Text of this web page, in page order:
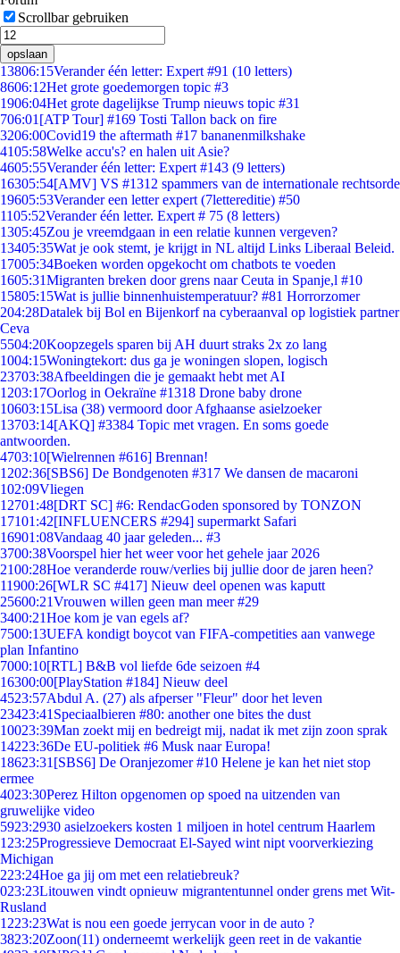
Scrollbar gebruiken
opslaan
13806:15Verander één letter: Expert #91 (10 letters)
8606:12Het grote goedemorgen topic #3
1906:04Het grote dagelijkse Trump nieuws topic #31
706:01 [ATP Tour] #169 Tosti Tallon back on fire
3206:00Covid19 the aftermath #17 bananenmilkshake
4105:58Welke accu's? en halen uit Asie?
4605:55Verander één letter: Expert #143 (9 letters)
16305:54[AMV] VS #1312 spammers van de internationale rechtsorde
19605:53Verander een letter expert (7lettereditie) #50
1105:52Verander één letter. Expert # 75 (8 letters)
1305:45Zou je vreemdgaan in een relatie kunnen vergeven?
13405:35Wat je ook stemt, je krijgt in NL altijd Links Liberaal Beleid.
17005:34Boeken worden opgekocht om chatbots te voeden
1605:31Migranten breken door grens naar Ceuta in Spanje,l #10
15805:15Wat is jullie binnenhuistemperatuur? #81 Horrorzomer
204:28Datalek bij Bol en Bijenkorf na cyberaanval op logistiek partner
Ceva
5504:20Koopzegels sparen bij AH duurt straks 2x zo lang
1004:15Woningtekort: dus ga je woningen slopen, logisch
23703:38Afbeeldingen die je gemaakt hebt met AI
1203:17Oorlog in Oekraïne #1318 Drone baby drone
10603:15Lisa (38) vermoord door Afghaanse asielzoeker
13703:14[AKQ] #3384 Topic met vragen. En soms goede
antwoorden.
4703:10[Wielrennen #616] Brennan!
1202:36[SBS6] De Bondgenoten #317 We dansen de macaroni
102:09Vliegen
12701:48[DRT SC] #6: RendacGoden sponsored by TONZON
17101:42[INFLUENCERS #294] supermarkt Safari
16901:08Vandaag 40 jaar geleden... #3
3700:38Voorspel hier het weer voor het gehele jaar 2026
2100:28Hoe veranderde rouw/verlies bij jullie door de jaren heen?
11900:26[WLR SC #417] Nieuw deel openen was kaputt
25600:21Vrouwen willen geen man meer #29
3400:21Hoe kom je van egels af?
7500:13UEFA kondigt boycot van FIFA-competities aan vanwege
plan Infantino
7000:10[RTL] B&B vol liefde 6de seizoen #4
16300:00[PlayStation #184] Nieuw deel
4523:57Abdul A. (27) als afperser "Fleur" door het leven
23423:41 Speciaalbieren #80: another one bites the dust
10023:39Man zoekt mij en bedreigt mij, nadat ik met zijn zoon sprak
14223:36De EU-politiek #6 Musk naar Europa!
18623:31 [SBS6] De Oranjezomer #10 Helene je kan het niet stop
ermee
4023:30Perez Hilton opgenomen op spoed na uitzenden van
gruwelijke video
5923:2930 asielzoekers kosten 1 miljoen in hotel centrum Haarlem
1 23:25Progressieve Democraat El-Sayed wint nipt voorverkiezing
Michigan
223:24Hoe ga jij om met een relatiebreuk?
023:23Litouwen vindt opnieuw migrantentunnel onder grens met Wit-
Rusland
1223:23Wat is nou een goede jerrycan voor in de auto ?
3823:20Zoon(11) onderneemt werkelijk geen reet in de vakantie